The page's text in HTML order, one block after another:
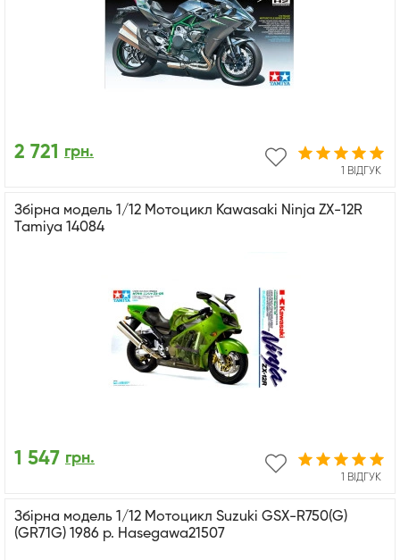
1 ВІДГУК
2 721 грн.
Збірна модель 1/12 Мотоцикл Kawasaki Ninja ZX-12R
Tamiya 14084
1 ВІДГУК
1 547 грн.
Збірна модель 1/12 Мотоцикл Suzuki GSX-R750(G)
(GR71G) 1986 р. Hasegawa21507